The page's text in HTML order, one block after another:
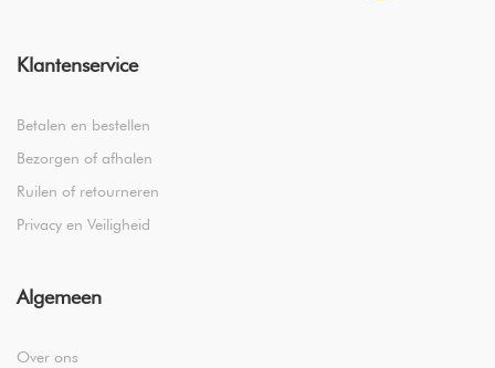
Klantenservice
Betalen en bestellen
Bezorgen of afhalen
Ruilen of retourneren
Privacy en Veiligheid
Algemeen
Over ons